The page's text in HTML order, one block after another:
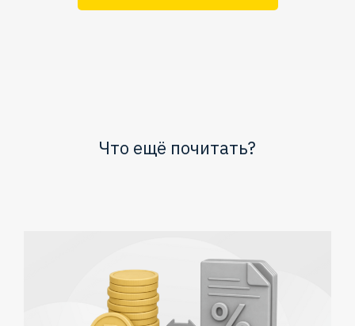
Что ещё почитать?